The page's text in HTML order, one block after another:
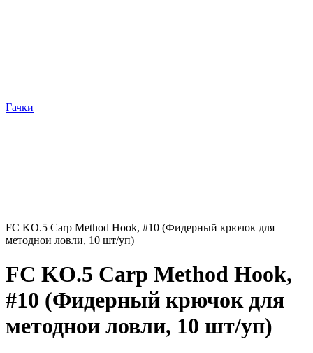
Гачки
FC KO.5 Carp Method Hook, #10 (Фидерный крючок для
методнои ловли, 10 шт/уп)
FC KO.5 Carp Method Hook,
#10 (Фидерный крючок для
методнои ловли, 10 шт/уп)